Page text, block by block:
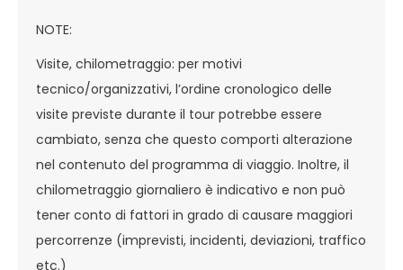
NOTE:
Visite, chilometraggio: per motivi
tecnico/organizzativi, l’ordine cronologico delle
visite previste durante il tour potrebbe essere
cambiato, senza che questo comporti alterazione
nel contenuto del programma di viaggio. Inoltre, il
chilometraggio giornaliero è indicativo e non può
tener conto di fattori in grado di causare maggiori
percorrenze (imprevisti, incidenti, deviazioni, traffico
etc.)